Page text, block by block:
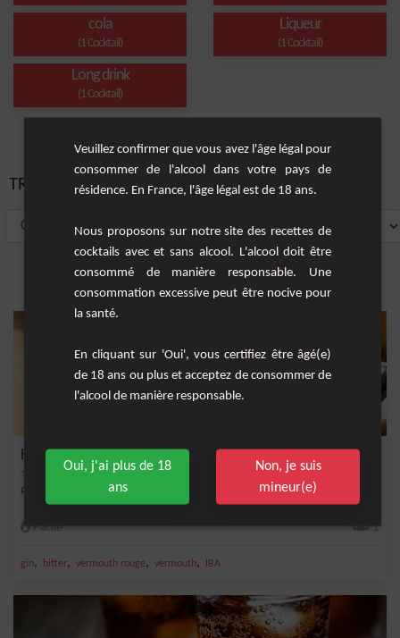
cola
(1 Cocktail)
Liqueur
(1 Cocktail)
Long drink
(1 Cocktail)
TRIER PAR:
Hanky ​​Panky
Recette signé IBA à base de Gin, vermouth et Fernet-Branca
Facile 1
gin, bitter, vermouth rouge, vermouth, IBA
Veuillez confirmer que vous avez l'âge légal pour
consommer de l'alcool dans votre pays de
résidence. En France, l'âge légal est de 18 ans.
Nous proposons sur notre site des recettes de
cocktails avec et sans alcool. L'alcool doit être
consommé de manière responsable. Une
consommation excessive peut être nocive pour
la santé.
En cliquant sur 'Oui', vous certifiez être âgé(e)
de 18 ans ou plus et acceptez de consommer de
l'alcool de manière responsable.
Oui, j'ai plus de 18
ans
Non, je suis
mineur(e)